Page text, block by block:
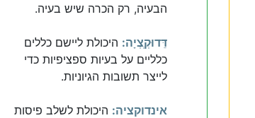
הבעיה, רק הכרה שיש בעיה.
דֵּדוּקְְצְיָה: היכולת ליישם כללים
כלליים על בעיות ספציפיות כדי
לייצר תשובות הגיוניות.
אינדוקציה: היכולת לשלב פיסות